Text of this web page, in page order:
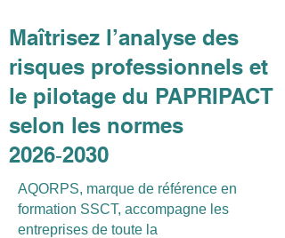
Maîtrisez l’analyse des
risques professionnels et
le pilotage du PAPRIPACT
selon les normes
2026‑2030
AQORPS, marque de référence en
formation SSCT, accompagne les
entreprises de toute la